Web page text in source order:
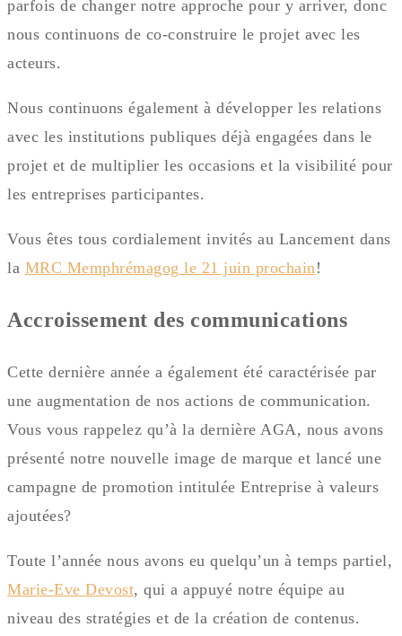
parfois de changer notre approche pour y arriver, donc
nous continuons de co-construire le projet avec les
acteurs.
Nous continuons également à développer les relations
avec les institutions publiques déjà engagées dans le
projet et de multiplier les occasions et la visibilité pour
les entreprises participantes.
Vous êtes tous cordialement invités au Lancement dans
la MRC Memphrémagog le 21 juin prochain!
Accroissement des communications
Cette dernière année a également été caractérisée par
une augmentation de nos actions de communication.
Vous vous rappelez qu’à la dernière AGA, nous avons
présenté notre nouvelle image de marque et lancé une
campagne de promotion intitulée Entreprise à valeurs
ajoutées?
Toute l’année nous avons eu quelqu’un à temps partiel,
Marie-Eve Devost, qui a appuyé notre équipe au
niveau des stratégies et de la création de contenus.